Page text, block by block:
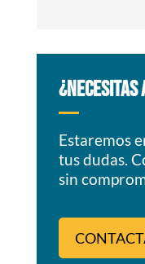
¿NECESITAS
Estaremos
tus dudas.
sin